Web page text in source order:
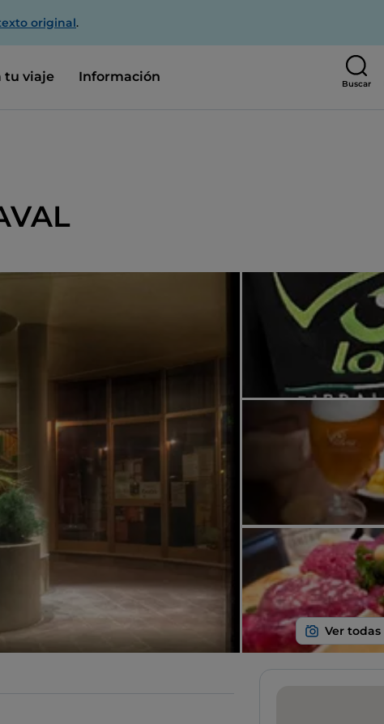
original.
tu viaje Información Buscar